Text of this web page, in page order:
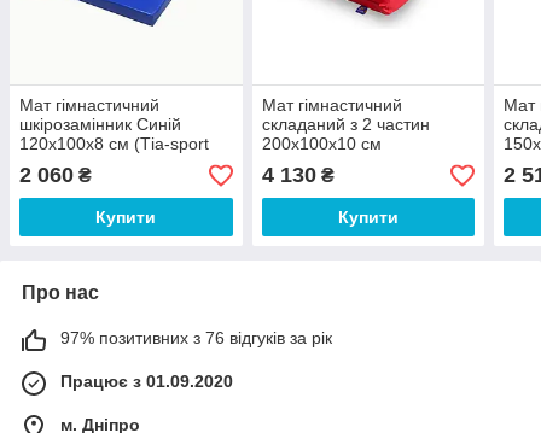
Мат гімнастичний
шкірозамінник Синій
120х100х8 см (Тia-sport
ТМ)
2 060 ₴
Купити
Мат гімнастичний
складаний з 2 частин
200х100х10 см
шкірозамінник Чорний/
Червоний (Тia-sport ТМ)
4 130₴
Купити
Мат
2
Про нас
97% позитивних з 76 відгуків за рік
Працює з 01.09.2020
м. Дніпро